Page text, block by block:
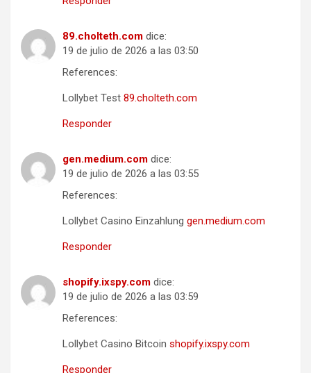
89.cholteth.com dice:
19 de julio de 2026 a las 03:50
References:
Lollybet Test 89.cholteth.com
Responder
gen.medium.com dice:
19 de julio de 2026 a las 03:55
References:
Lollybet Casino Einzahlung gen.medium.com
Responder
shopify.ixspy.com dice:
19 de julio de 2026 a las 03:59
References:
Lollybet Casino Bitcoin shopify.ixspy.com
Responder